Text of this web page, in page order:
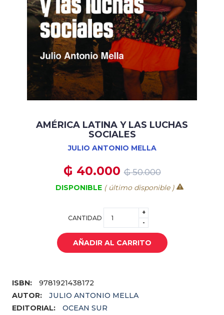
AMÉRICA LATINA Y LAS LUCHAS
SOCIALES
JULIO ANTONIO MELLA
₲ 40.000₲ 50.000
DISPONIBLE ( último disponible )
CANTIDAD
+
-
AÑADIR AL CARRITO
ISBN:
9781921438172
AUTOR:
JULIO ANTONIO MELLA
EDITORIAL:
OCEAN SUR